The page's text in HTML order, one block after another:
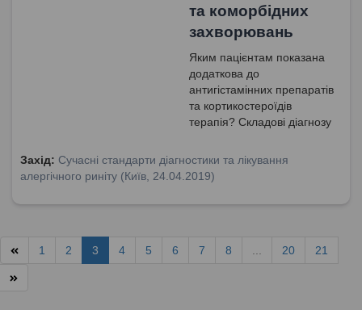
та коморбідних
захворювань
Яким пацієнтам показана
додаткова до
антигістамінних препаратів
та кортикостероїдів
терапія? Складові діагнозу
ступені тяжкості перебігу.
Коморбідність алергічного
риніту. Які з груп
препаратів показані для
алергічного риніту
Захід: Сучасні стандарти діагностики та лікування
алергічного риніту (Київ, 24.04.2019)
1 2 3 4 5 6 7 8 20 21